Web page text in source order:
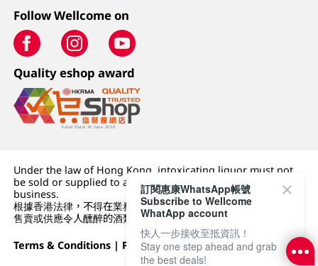
Follow Wellcome on
Quality eshop award
Under the law of Hong Kong, intoxicating liquor must not
be sold or supplied to a minor (under 18) in the course of
business.
根據香港法律，不得在業務過程中，向未成年人 (18 歲以下人士)
售賣或供應令人醺醉的酒類。
Terms & Conditions | Privacy Policy|DFI Retail Group
訂閱惠康WhatsApp帳號
Subscribe to Wellcome
WhatApp account
快人一步接收至抵資訊！
Stay one step ahead and grab
the best deals!